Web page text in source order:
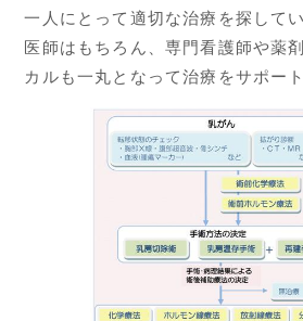
一人にとって適切な治療を探してい
医師はもちろん、専門看護師や薬
カルも一丸となって治療をサポー